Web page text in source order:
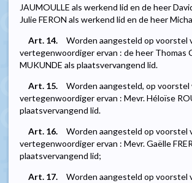
JAUMOULLE als werkend lid en de heer
Julie FERON als werkend lid en de heer
Art. 14.
Worden aangesteld op voorstel
vertegenwoordiger ervan : de heer Thomas
MUKUNDE als plaatsvervangend lid.
Art. 15.
Worden aangesteld, op voorstel
vertegenwoordiger ervan : Mevr. Héloïse
plaatsvervangend lid.
Art. 16.
Worden aangesteld op voorstel
vertegenwoordiger ervan : Mevr. Gaëlle
plaatsvervangend lid;
Art. 17.
Worden aangesteld op voorstel